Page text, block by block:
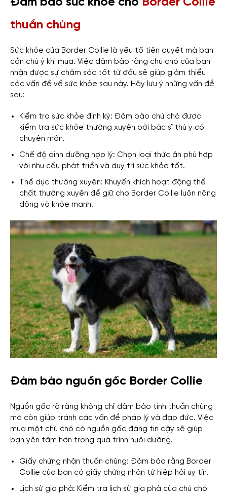
thuần chủng
Sức khỏe của Border Collie là yếu tố tiên quyết mà bạn
cần chú ý khi mua. Việc đảm bảo rằng chú chó của bạn
nhận được sự chăm sóc tốt từ đầu sẽ giúp giảm thiểu
các vấn đề về sức khỏe sau này. Hãy lưu ý những vấn đề
sau:
Kiểm tra sức khỏe định kỳ: Đảm bảo chú chó được
kiểm tra sức khỏe thường xuyên bởi bác sĩ thú y có
chuyên môn.
Chế độ dinh dưỡng hợp lý: Chọn loại thức ăn phù hợp
với nhu cầu phát triển và duy trì sức khỏe tốt.
Thể dục thường xuyên: Khuyến khích hoạt động thể
chất thường xuyên để giữ cho Border Collie luôn năng
động và khỏe mạnh.
Đảm bảo nguồn gốc Border Collie
Nguồn gốc rõ ràng không chỉ đảm bảo tính thuần chủng
mà còn giúp tránh các vấn đề pháp lý và đạo đức. Việc
mua một chú chó có nguồn gốc đáng tin cậy sẽ giúp
bạn yên tâm hơn trong quá trình nuôi dưỡng.
Giấy chứng nhận thuần chủng: Đảm bảo rằng Border
Collie của bạn có giấy chứng nhận từ hiệp hội uy tín.
Lịch sử gia phả: Kiểm tra lịch sử gia phả của chú chó